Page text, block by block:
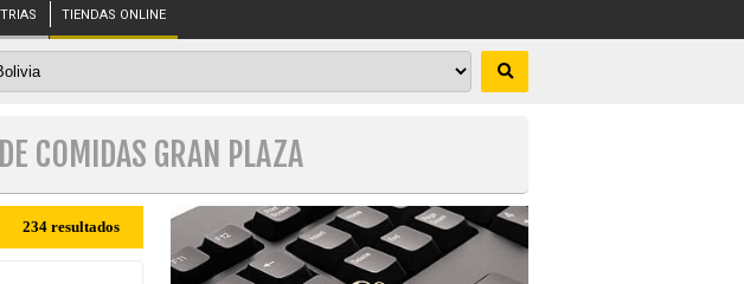
TIENDAS ONLINE
GRAN PLAZA
234 resultados